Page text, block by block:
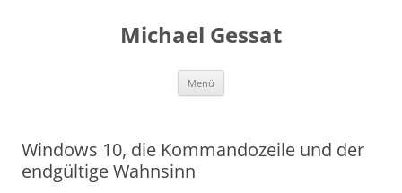
Michael Gessat
Menü
Windows 10, die Kommandozeile und der
endgültige Wahnsinn